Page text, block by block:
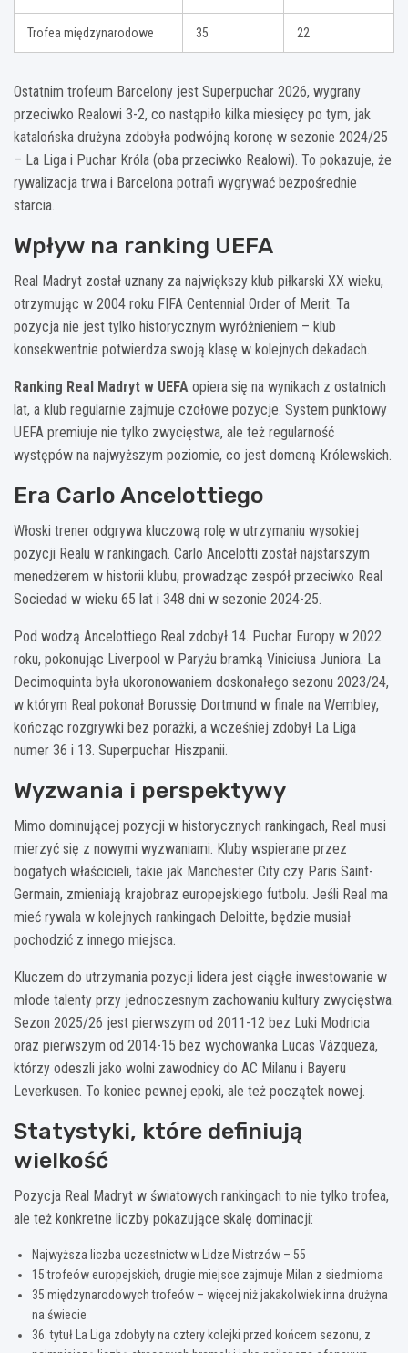
Trofea międzynarodowe 35 22
Ostatnim trofeum Barcelony jest Superpuchar 2026, wygrany
przeciwko Realowi 3-2, co nastąpiło kilka miesięcy po tym, jak
katalońska drużyna zdobyła podwójną koronę w sezonie 2024/25
– La Liga i Puchar Króla (oba przeciwko Realowi). To pokazuje, że
rywalizacja trwa i Barcelona potrafi wygrywać bezpośrednie
starcia.
Wpływ na ranking UEFA
Real Madryt został uznany za największy klub piłkarski XX wieku,
otrzymując w 2004 roku FIFA Centennial Order of Merit. Ta
pozycja nie jest tylko historycznym wyróżnieniem – klub
konsekwentnie potwierdza swoją klasę w kolejnych dekadach.
Ranking Real Madryt w UEFA opiera się na wynikach z ostatnich
lat, a klub regularnie zajmuje czołowe pozycje. System punktowy
UEFA premiuje nie tylko zwycięstwa, ale też regularność
występów na najwyższym poziomie, co jest domeną Królewskich.
Era Carlo Ancelottiego
Włoski trener odgrywa kluczową rolę w utrzymaniu wysokiej
pozycji Realu w rankingach. Carlo Ancelotti został najstarszym
menedżerem w historii klubu, prowadząc zespół przeciwko Real
Sociedad w wieku 65 lat i 348 dni w sezonie 2024-25.
Pod wodzą Ancelottiego Real zdobył 14. Puchar Europy w 2022
roku, pokonując Liverpool w Paryżu bramką Viniciusa Juniora. La
Decimoquinta była ukoronowaniem doskonałego sezonu 2023/24,
w którym Real pokonał Borussię Dortmund w finale na Wembley,
kończąc rozgrywki bez porażki, a wcześniej zdobył La Liga
numer 36 i 13. Superpuchar Hiszpanii.
Wyzwania i perspektywy
Mimo dominującej pozycji w historycznych rankingach, Real musi
mierzyć się z nowymi wyzwaniami. Kluby wspierane przez
bogatych właścicieli, takie jak Manchester City czy Paris Saint-
Germain, zmieniają krajobraz europejskiego futbolu. Jeśli Real ma
mieć rywala w kolejnych rankingach Deloitte, będzie musiał
pochodzić z innego miejsca.
Kluczem do utrzymania pozycji lidera jest ciągłe inwestowanie w
młode talenty przy jednoczesnym zachowaniu kultury zwycięstwa.
Sezon 2025/26 jest pierwszym od 2011-12 bez Luki Modricia
oraz pierwszym od 2014-15 bez wychowanka Lucas Vázqueza,
którzy odeszli jako wolni zawodnicy do AC Milanu i Bayeru
Leverkusen. To koniec pewnej epoki, ale też początek nowej.
Statystyki, które definiują
wielkość
Pozycja Real Madryt w światowych rankingach to nie tylko trofea,
ale też konkretne liczby pokazujące skalę dominacji:
Najwyższa liczba uczestnictw w Lidze Mistrzów – 55
15 trofeów europejskich, drugie miejsce zajmuje Milan z siedmioma
35 międzynarodowych trofeów – więcej niż jakakolwiek inna drużyna
na świecie
36. tytuł La Liga zdobyty na cztery kolejki przed końcem sezonu, z